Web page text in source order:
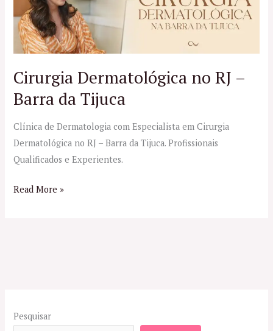
Cirurgia Dermatológica no RJ –
Barra da Tijuca
Clínica de Dermatologia com Especialista em Cirurgia
Dermatológica no RJ – Barra da Tijuca. Profissionais
Qualificados e Experientes.
RJ
–
Barra
Tijuca
Read More »
Pesquisar